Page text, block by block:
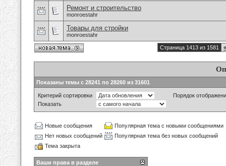
Ремонт и строительство
monroestahr
Товары для стройки
monroestahr
Страница 1413 из 1581 «
Показаны темы с 28241 по 28260 из 31601
Критерий сортировки
Порядок
Показать
Новые сообщения
Популярная тема с новыми сообщениями
Нет новых сообщений
Популярная тема без новых сообщений
Тема закрыта
Ваши права в разделе